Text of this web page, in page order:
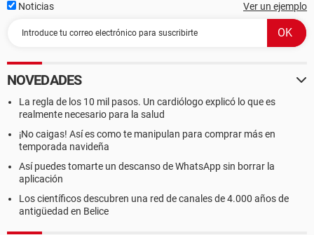
Noticias Ver un ejemplo
NOVEDADES
La regla de los 10 mil pasos. Un cardiólogo explicó lo que es
realmente necesario para la salud
¡No caigas! Así es como te manipulan para comprar más en
temporada navideña
Así puedes tomarte un descanso de WhatsApp sin borrar la
aplicación
Los científicos descubren una red de canales de 4.000 años de
antigüedad en Belice